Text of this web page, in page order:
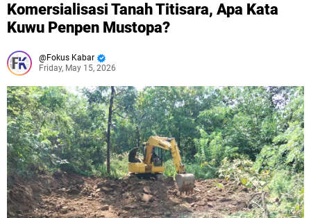
Komersialisasi Tanah Titisara, Apa Kata
Kuwu Penpen Mustopa?
Fokus Kabar
Friday, May 15, 2026